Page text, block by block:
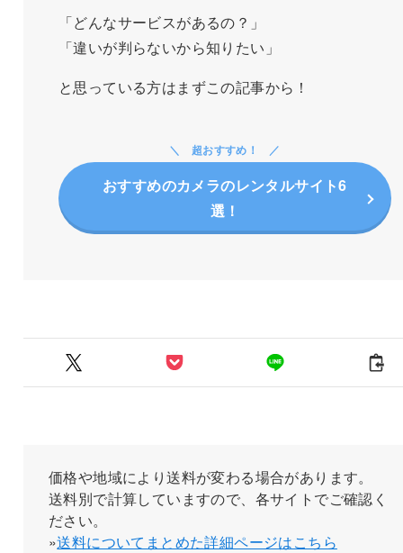
「どんなサービスがあるの？」
「違いが判らないから知りたい」
と思っている方はまずこの記事から！
超おすすめ！
おすすめのカメラのレンタルサイト6
選！
価格や地域により送料が変わる場合があります。
送料別で計算していますので、各サイトでご確認く
ださい。
»送料についてまとめた詳細ページはこちら